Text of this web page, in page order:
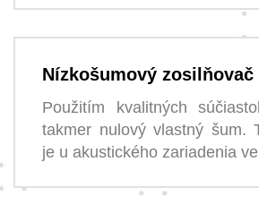
Nízkošumový zosilňovač
Použitím kvalitných
takmer nulový vlastný šum.
je u akustického zariadenia